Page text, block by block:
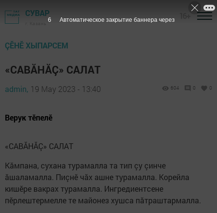
СУВАР
ÇӖНӖ ХЫПАРСЕМ
«САВĂНĂÇ» САЛАТ
admin, 19 May 2023 - 13:40 604 0 0
Верук тӗпелӗ
«САВĂНĂÇ» САЛАТ
Кăмпана, сухана турамалла та тип çу çинче
ăшаламалла. Пиçнӗ чăх ашне турамалла. Корейла
кишӗре вакрах турамалла. Ингредиентсене
пӗрлештермелле те майонез хушса пăтраштармалла.
5 Автоматическое закрытие баннера через